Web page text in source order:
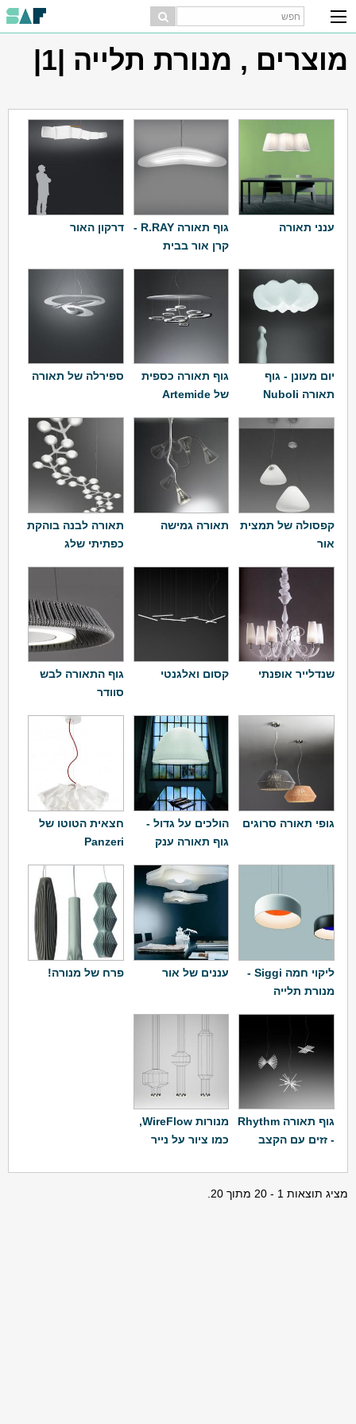
מוצרים , מנורת תלייה |1|
ענני תאורה
גוף תאורה R.RAY -
קרן אור בבית
דרקון האור
יום מעונן - גוף
תאורה Nuboli
גוף תאורה כספית
של Artemide
ספירלה של תאורה
קפסולה של תמצית
אור
תאורה גמישה
תאורה לבנה בוהקת
כפתיתי שלג
שנדלייר אופנתי קסום ואלגנטי
גוף התאורה לבש
סוודר
גופי תאורה סרוגים
הולכים על גדול -
גוף תאורה ענק
חצאית הטוטו של
Panzeri
ליקוי חמה Siggi -
מנורת תלייה
עננים של אור פרח של מנורה!
גוף תאורה Rhythm
- זזים עם הקצב
מנורות WireFlow,
כמו ציור על נייר
מציג תוצאות 1 - 20 מתוך 20.